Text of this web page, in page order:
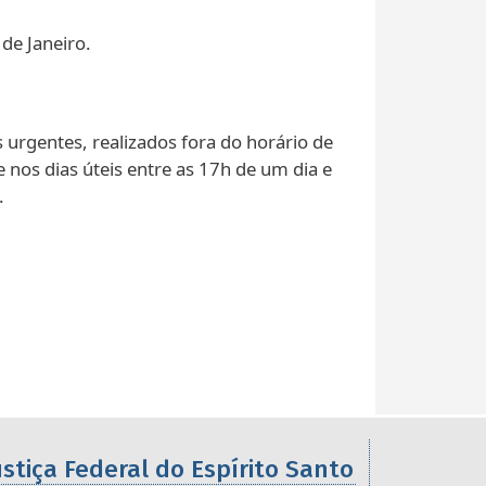
Janeiro.
urgentes, realizados fora do horário de
dias úteis entre as 17h de um dia e
Federal do Espírito Santo